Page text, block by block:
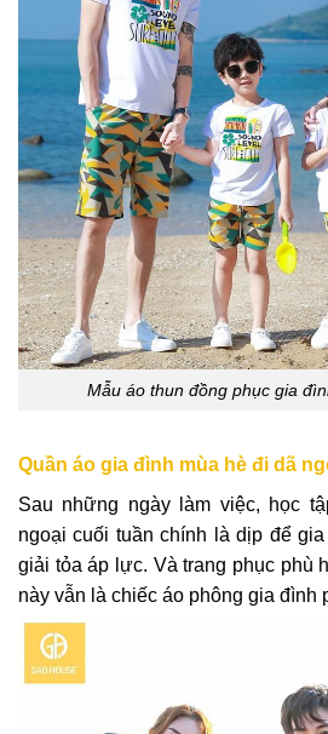
Mẫu áo thun đồng phục gia
Quần áo gia đình mùa hè đi dã
Sau những ngày làm việc, học
ngoại cuối tuần chính là dịp để
giải tỏa áp lực. Và trang phục phù
này vẫn là chiếc áo phông gia đình